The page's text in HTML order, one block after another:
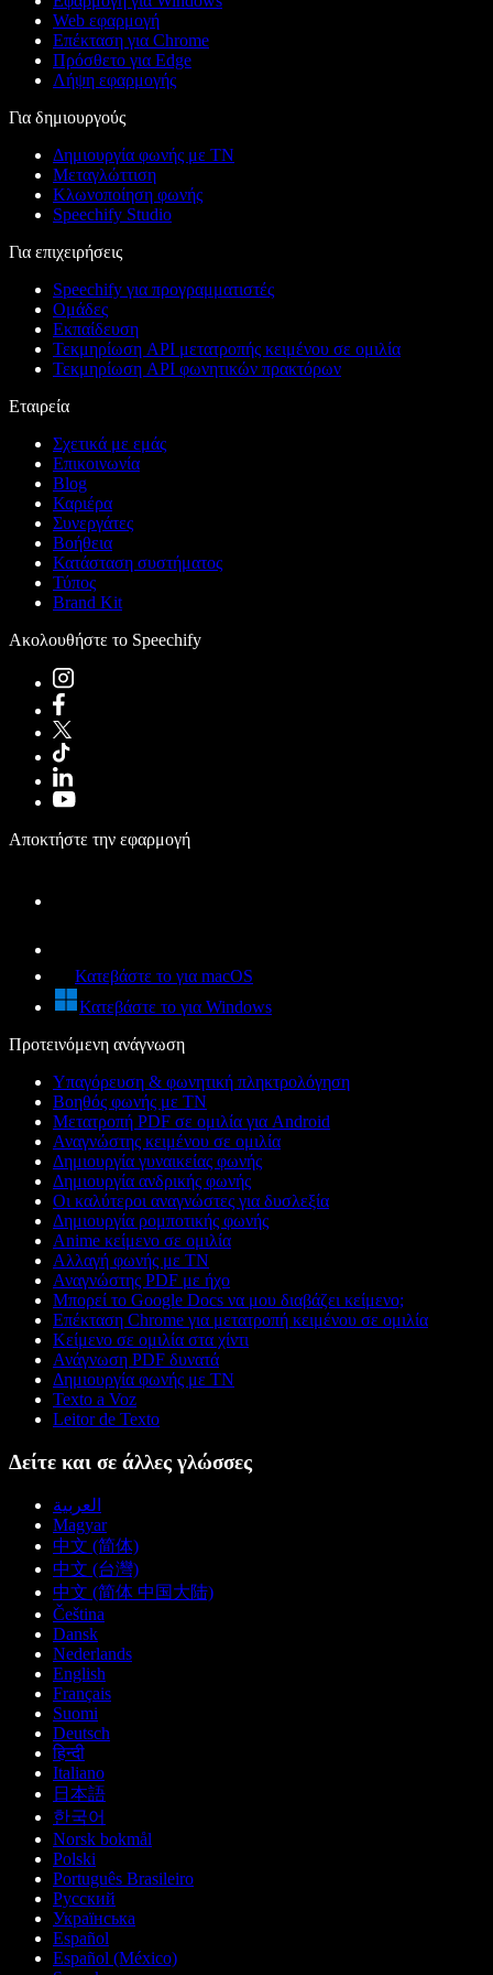
Web εφαρμογή
Επέκταση για Chrome
Πρόσθετο για Edge
Λήψη εφαρμογής
Για δημιουργούς
Δημιουργία φωνής με ΤΝ
Μεταγλώττιση
Κλωνοποίηση φωνής
Speechify Studio
Για επιχειρήσεις
Speechify για προγραμματιστές
Ομάδες
Εκπαίδευση
Τεκμηρίωση API μετατροπής κειμένου σε ομιλία
Τεκμηρίωση API φωνητικών πρακτόρων
Εταιρεία
Σχετικά με εμάς
Επικοινωνία
Blog
Καριέρα
Συνεργάτες
Βοήθεια
Κατάσταση συστήματος
Τύπος
Brand Kit
Ακολουθήστε το Speechify
Αποκτήστε την εφαρμογή
Κατεβάστε το για macOS
Κατεβάστε το για Windows
Προτεινόμενη ανάγνωση
Υπαγόρευση & φωνητική πληκτρολόγηση
Βοηθός φωνής με ΤΝ
Μετατροπή PDF σε ομιλία για Android
Αναγνώστης κειμένου σε ομιλία
Δημιουργία γυναικείας φωνής
Δημιουργία ανδρικής φωνής
Οι καλύτεροι αναγνώστες για δυσλεξία
Δημιουργία ρομποτικής φωνής
Anime κείμενο σε ομιλία
Αλλαγή φωνής με ΤΝ
Αναγνώστης PDF με ήχο
Μπορεί το Google Docs να μου διαβάζει κείμενο;
Επέκταση Chrome για μετατροπή κειμένου σε ομιλία
Κείμενο σε ομιλία στα χίντι
Ανάγνωση PDF δυνατά
Δημιουργία φωνής με ΤΝ
Texto a Voz
Leitor de Texto
Δείτε και σε άλλες γλώσσες
العربية
Magyar
中文 (简体)
中文 (台灣)
中文 (简体 中国大陆)
Čeština
Dansk
Nederlands
English
Français
Suomi
Deutsch
हिन्दी
Italiano
日本語
한국어
Norsk bokmål
Polski
Português Brasileiro
Русский
Українська
Español
Español (México)